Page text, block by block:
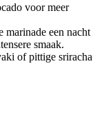
voor meer
marinade een nacht
smaak.
of pittige sriracha